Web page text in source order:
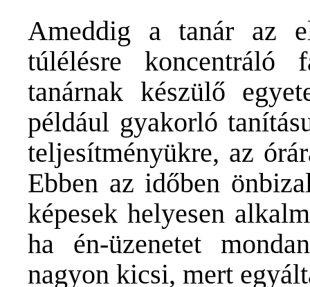
Ameddig a tanár az
túlélésre
tanárnak készülő
például gyakorló
teljesítményükre, az
Ebben az időben
képesek helyesen
ha én-üzenetet
nagyon kicsi, mert